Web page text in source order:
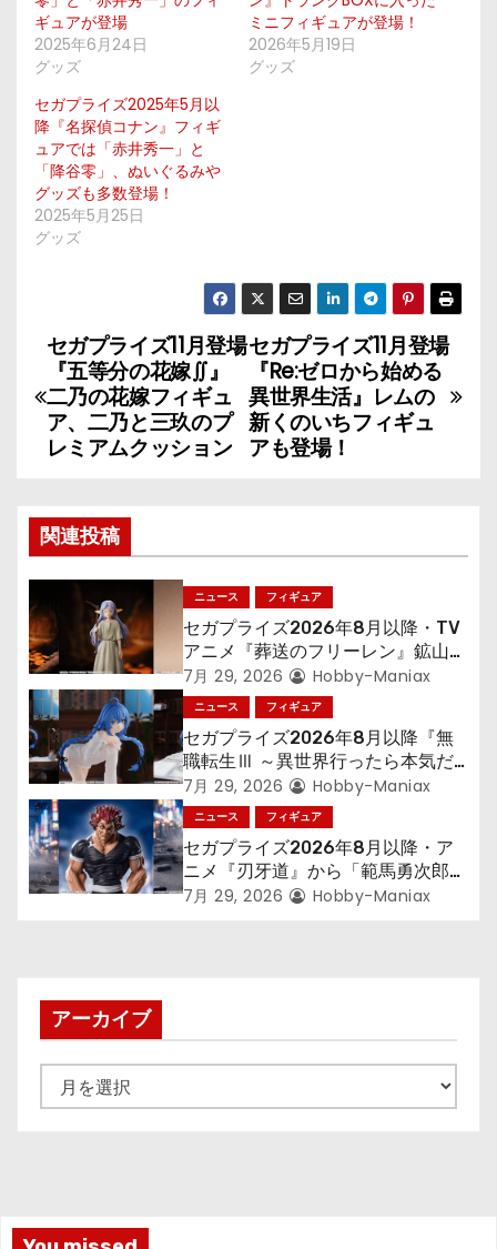
ギュアが登場
2025年6月24日
グッズ
ミニフィギュアが登場！
2026年5月19日
グッズ
セガプライズ2025年5月以
降『名探偵コナン』フィギ
ュアでは「赤井秀一」と
「降谷零」、ぬいぐるみや
グッズも多数登場！
2025年5月25日
グッズ
投
稿
ナ
ゲ
ー
シ
ョ
ン
セガプライズ11月登場
『Re:ゼロから始める
異世界生活』レムの
新くのいちフィギュ
アも登場！
セガプライズ11月登場
『五等分の花嫁∬』
二乃の花嫁フィギュ
ア、二乃と三玖のプ
レミアムクッション
関連投稿
ニュース フィギュア
セガプライズ2026年8月以降・TV
アニメ『葬送のフリーレン』鉱山で
300年働くことになっっちゃった
「フリーレン」を立体化！
7月 29, 2026 Hobby-Maniax
ニュース フィギュア
セガプライズ2026年8月以降『無
職転生Ⅲ ～異世界行ったら本気だ
す～』から「ロキシー」のフィギュ
アが登場！
7月 29, 2026 Hobby-Maniax
ニュース フィギュア
セガプライズ2026年8月以降・ア
ニメ『刃牙道』から「範馬勇次郎」
が登場ッッ!!
7月 29, 2026 Hobby-Maniax
アーカイブ
ー